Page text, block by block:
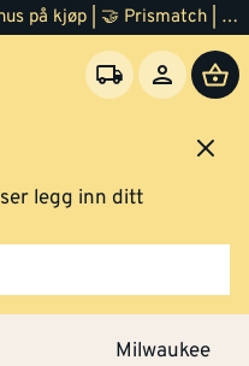
🚚 Fri frakt over 20 000 kr | 💰 Bonus på kjøp | 🤝 Prismatch | ⭐ 100% fornøyd garanti | 🏪 140 byggevarehus
legg inn ditt
Milwaukee